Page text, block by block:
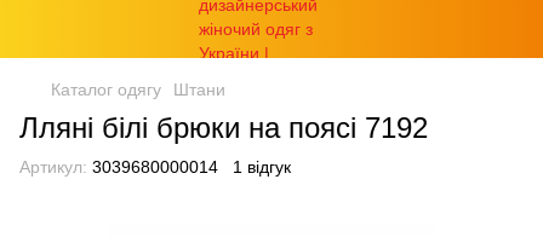
Каталог одягу Штани
Лляні білі брюки на поясі 7192
Артикул: 3039680000014 1 відгук